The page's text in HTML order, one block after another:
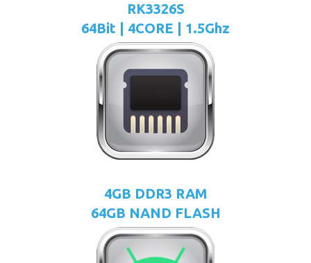
RK3326S
64Bit | 4CORE | 1.5Ghz
4GB DDR3 RAM
64GB NAND FLASH